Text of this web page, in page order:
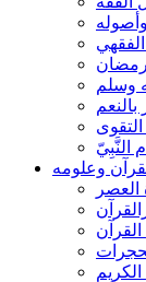
رمضان
وسلم
النَّبِيّ
وعلومه